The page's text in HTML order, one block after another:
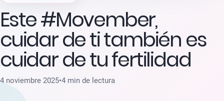
Este #Movember,
cuidar de ti también es
cuidar de tu fertilidad
4 noviembre 2025•4 min de lectura